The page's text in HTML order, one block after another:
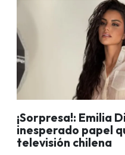
¡Sorpresa!: Emilia
inesperado papel
televisión chilena